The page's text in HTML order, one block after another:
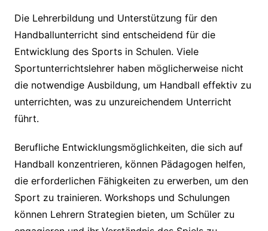
Die Lehrerbildung und Unterstützung für den
Handballunterricht sind entscheidend für die
Entwicklung des Sports in Schulen. Viele
Sportunterrichtslehrer haben möglicherweise nicht
die notwendige Ausbildung, um Handball effektiv zu
unterrichten, was zu unzureichendem Unterricht
führt.
Berufliche Entwicklungsmöglichkeiten, die sich auf
Handball konzentrieren, können Pädagogen helfen,
die erforderlichen Fähigkeiten zu erwerben, um den
Sport zu trainieren. Workshops und Schulungen
können Lehrern Strategien bieten, um Schüler zu